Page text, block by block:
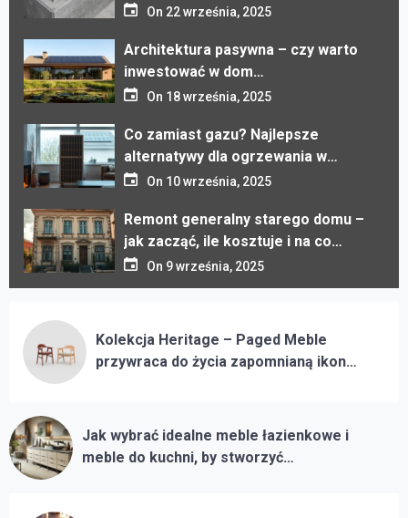
energooszczędny?
On 18 września, 2025
Co zamiast gazu? Najlepsze
alternatywy dla ogrzewania w
nowym domu
On 10 września, 2025
Remont generalny starego domu –
jak zacząć, ile kosztuje i na co
uważać
On 9 września, 2025
Budowa domu z prefabrykatów –
szybko, nowocześnie i taniej?
On 8 września, 2025
2025 roku3 września, 2025
On31 marca, 2026
Kolekcja Heritage – Paged Meble
przywraca do życia zapomnianą ikonę
Jak wybrać idealne meble łazienkowe i
meble do kuchni, by stworzyć